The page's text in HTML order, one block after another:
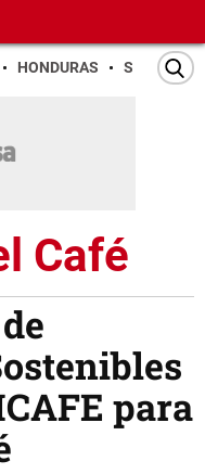
HONDURAS SAN PEDRO
Café
para